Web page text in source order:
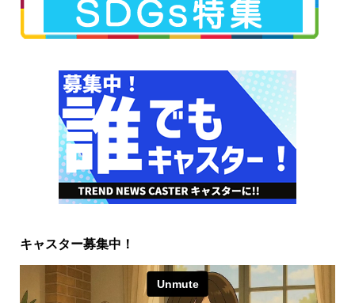
キャスター募集中！